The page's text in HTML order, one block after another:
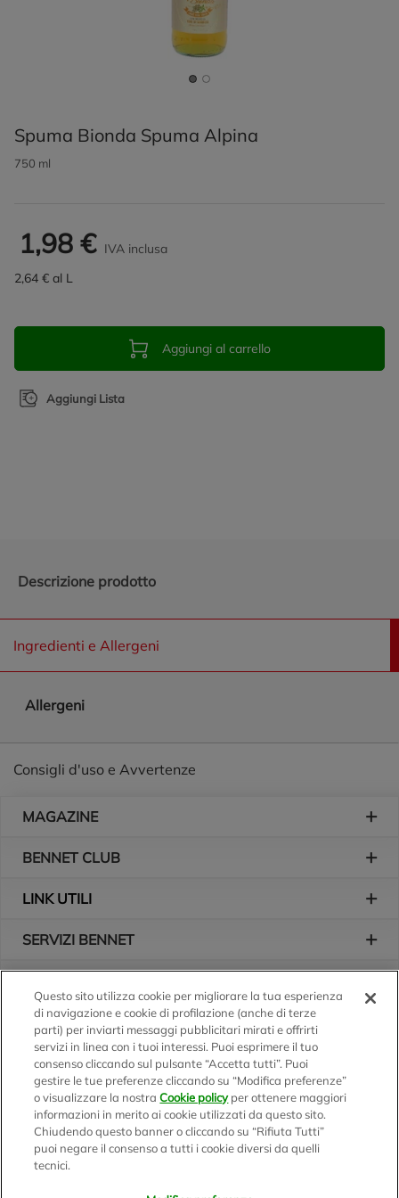
Spuma Bionda Spuma Alpina
750 ml
1,98 € IVA inclusa
2,64 € al L
Aggiungi al carrello
Aggiungi Lista
Descrizione prodotto
Ingredienti e Allergeni
Allergeni
Consigli d'uso e Avvertenze
MAGAZINE
BENNET CLUB
LINK UTILI
SERVIZI BENNET
Logo Bennet
Seguici sui nostri canali
Scarica l'app
Questo sito utilizza cookie per migliorare la tua esperienza
di navigazione e cookie di profilazione (anche di terze
parti) per inviarti messaggi pubblicitari mirati e offrirti
servizi in linea con i tuoi interessi. Puoi esprimere il tuo
consenso cliccando sul pulsante “Accetta tutti”. Puoi
gestire le tue preferenze cliccando su “Modifica preferenze”
o visualizzare la nostraCookie policyper ottenere maggiori
informazioni in merito ai cookie utilizzati da questo sito.
Chiudendo questo banner o cliccando su “Rifiuta Tutti”
puoi negare il consenso a tutti i cookie diversi da quelli
tecnici.